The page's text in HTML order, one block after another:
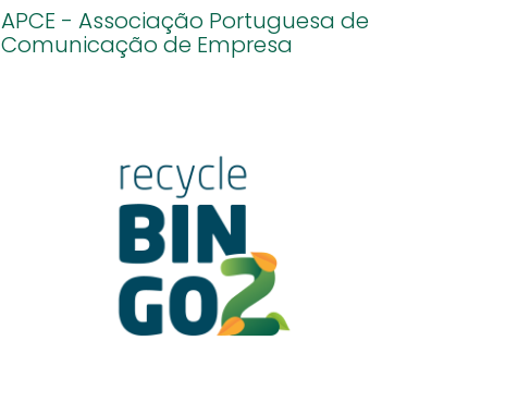
APCE - Associação Portuguesa de
Comunicação de Empresa